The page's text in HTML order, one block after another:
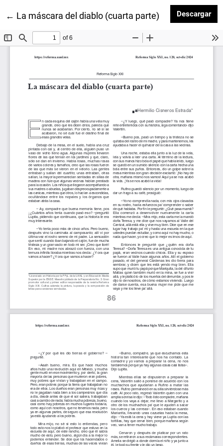
← Volver a los detalles del artículo
La máscara del diablo (cuarta parte) Descargar